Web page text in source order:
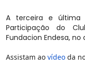
A terceira e
Participação do
Fundacion Endesa,
Assistam ao vídeo da